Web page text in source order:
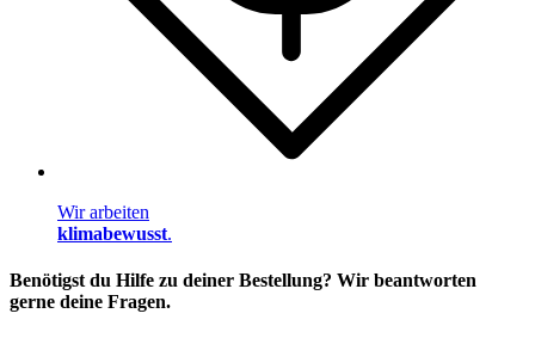
Wir arbeiten
klimabewusst.
Benötigst du Hilfe zu deiner Bestellung? Wir beantworten
gerne deine Fragen.